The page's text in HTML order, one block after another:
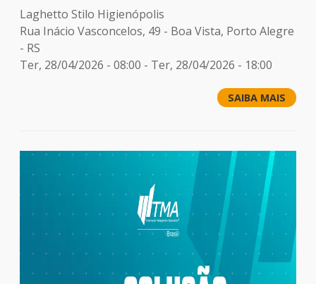
Laghetto Stilo Higienópolis
Rua Inácio Vasconcelos, 49 - Boa Vista, Porto Alegre
- RS
Ter, 28/04/2026 - 08:00 - Ter, 28/04/2026 - 18:00
SAIBA MAIS